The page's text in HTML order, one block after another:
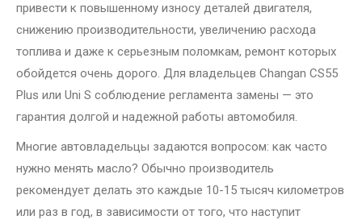
привести к повышенному износу деталей двигателя,
снижению производительности, увеличению расхода
топлива и даже к серьезным поломкам, ремонт которых
обойдется очень дорого. Для владельцев Changan CS55
Plus или Uni S соблюдение регламента замены — это
гарантия долгой и надежной работы автомобиля.
Многие автовладельцы задаются вопросом: как часто
нужно менять масло? Обычно производитель
рекомендует делать это каждые 10-15 тысяч километров
или раз в год, в зависимости от того, что наступит